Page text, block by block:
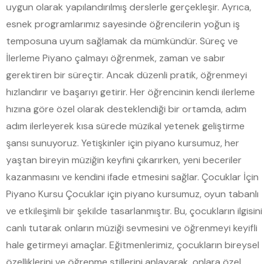
uygun olarak yapılandırılmış derslerle gerçekleşir. Ayrıca,
esnek programlarımız sayesinde öğrencilerin yoğun iş
temposuna uyum sağlamak da mümkündür. Süreç ve
İlerleme Piyano çalmayı öğrenmek, zaman ve sabır
gerektiren bir süreçtir. Ancak düzenli pratik, öğrenmeyi
hızlandırır ve başarıyı getirir. Her öğrencinin kendi ilerleme
hızına göre özel olarak desteklendiği bir ortamda, adım
adım ilerleyerek kısa sürede müzikal yetenek geliştirme
şansı sunuyoruz. Yetişkinler için piyano kursumuz, her
yaştan bireyin müziğin keyfini çıkarırken, yeni beceriler
kazanmasını ve kendini ifade etmesini sağlar. Çocuklar İçin
Piyano Kursu Çocuklar için piyano kursumuz, oyun tabanlı
ve etkileşimli bir şekilde tasarlanmıştır. Bu, çocukların ilgisini
canlı tutarak onların müziği sevmesini ve öğrenmeyi keyifli
hale getirmeyi amaçlar. Eğitmenlerimiz, çocukların bireysel